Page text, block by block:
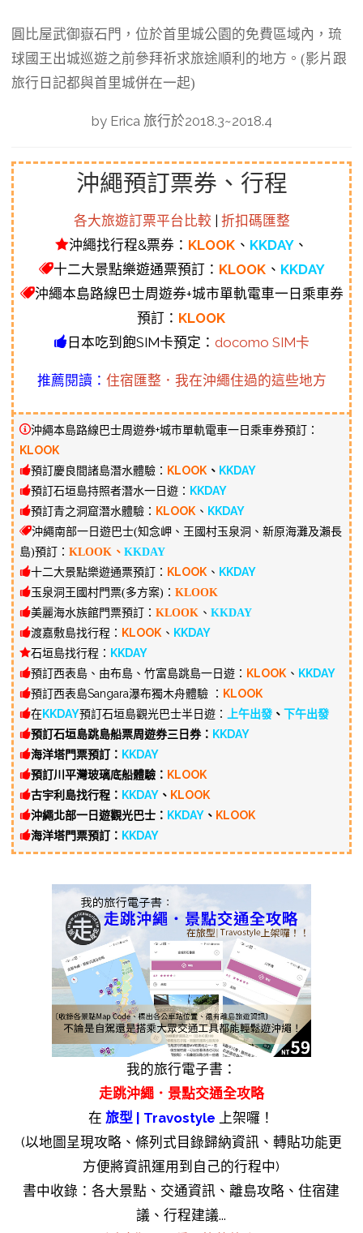
圓比屋武御嶽石門，位於首里城公園的免費區域內，琉
球國王出城巡遊之前參拜祈求旅途順利的地方。(影片跟
旅行日記都與首里城併在一起)
by Erica 旅行於2018.3~2018.4
沖繩預訂票券、行程
各大旅遊訂票平台比較
折扣碼匯整
沖繩找行程&票券： KLOOK 、 KKDAY 、
十二大景點樂遊通票預訂： KLOOK 、 KKDAY
沖繩本島路線巴士周遊券+城市單軌電車一日乘車券
預訂： KLOOK
日本吃到飽SIM卡預定： docomo SIM卡
推薦閱讀： 住宿匯整．我在沖繩住過的這些地方
沖繩本島路線巴士周遊券+城市單軌電車一日乘車券預訂：
KLOOK
預訂慶良間諸島潛水體驗： KLOOK 、 KKDAY
預訂石垣島持照者潛水一日遊： KKDAY
預訂青之洞窟潛水體驗： KLOOK 、 KKDAY
沖繩南部一日遊巴士(知念岬、王國村玉泉洞、新原海灘及瀨長
島)預訂： KLOOK 、 KKDAY
十二大景點樂遊通票預訂： KLOOK 、 KKDAY
玉泉洞王國村門票(多方案)： KLOOK
美麗海水族館門票預訂： KLOOK 、 KKDAY
渡嘉敷島找行程： KLOOK 、 KKDAY
石垣島找行程： KKDAY
預訂西表島、由布島、竹富島跳島一日遊： KLOOK 、 KKDAY
預訂西表島Sangara瀑布獨木舟體驗 ： KLOOK
在KKDAY預訂石垣島觀光巴士半日遊： 上午出發 、 下午出發
預訂石垣島跳島船票周遊券三日券： KKDAY
海洋塔門票預訂： KKDAY
預訂川平灣玻璃底船體驗： KLOOK
古宇利島找行程： KKDAY 、 KLOOK
沖繩北部一日遊觀光巴士： KKDAY 、 KLOOK
海洋塔門票預訂： KKDAY
我的旅行電子書：
走跳沖繩．景點交通全攻略
在 旅型 | Travostyle 上架囉！
(以地圖呈現攻略、條列式目錄歸納資訊、轉貼功能更
方便將資訊運用到自己的行程中)
書中收錄：各大景點、交通資訊、離島攻略、住宿建
議、行程建議...